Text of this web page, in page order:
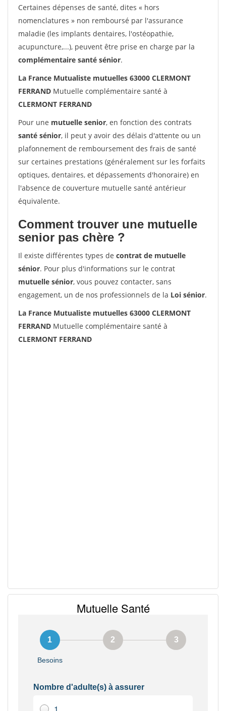
Certaines dépenses de santé, dites « hors
nomenclatures » non remboursé par l'assurance
maladie (les implants dentaires, l'ostéopathie,
acupuncture,...), peuvent être prise en charge par la
complémentaire santé sénior.
La France Mutualiste mutuelles 63000 CLERMONT
FERRAND Mutuelle complémentaire santé à
CLERMONT FERRAND
Pour une mutuelle senior, en fonction des contrats
santé sénior, il peut y avoir des délais d'attente ou un
plafonnement de remboursement des frais de santé
sur certaines prestations (généralement sur les forfaits
optiques, dentaires, et dépassements d'honoraire) en
l'absence de couverture mutuelle santé antérieur
équivalente.
Comment trouver une mutuelle
senior pas chère ?
Il existe différentes types de contrat de mutuelle
sénior. Pour plus d'informations sur le contrat
mutuelle sénior, vous pouvez contacter, sans
engagement, un de nos professionnels de la Loi sénior.
La France Mutualiste mutuelles 63000 CLERMONT
FERRAND Mutuelle complémentaire santé à
CLERMONT FERRAND